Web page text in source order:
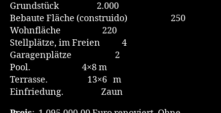
Grundstück 2.000
Bebaute Fläche (construido) 250
Wohnfläche 220
Stellplätze, im Freien 4
Garagenplätze 2
Pool. 4×8 m
Terrasse. 13×6 m
Einfriedung. Zaun